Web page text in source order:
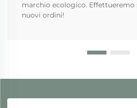
marchio ecologico. Effettueremo
nuovi ordini!